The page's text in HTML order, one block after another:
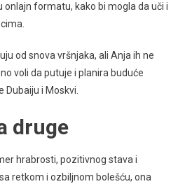
onlajn formatu, kako bi mogla da uči i
od snova vršnjaka, ali Anja ih ne
voli da putuje i planira buduće
i Moskvi.
druge
hrabrosti, pozitivnog stava i
retkom i ozbiljnom bolešću, ona